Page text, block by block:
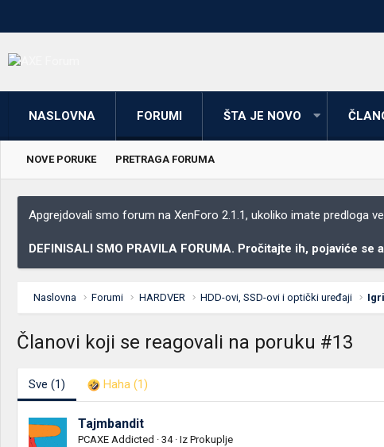
NASLOVNA FORUMI ŠTA JE NOVO
NOVE PORUKE PRETRAGA FORUMA
Apgrejdovali smo forum na XenForo 2.1.1, ukoliko imate predloga
DEFINISALI SMO PRAVILA FORUMA. Pročitajte ih, pojaviće
Naslovna Forumi HARDVER HDD-ovi, SSD-ovi i optički uređaji
Članovi koji se reagovali na poruku #13
Sve (1) Haha (1)
Tajmbandit
PCAXE Addicted · 34 · Iz Prokuplje